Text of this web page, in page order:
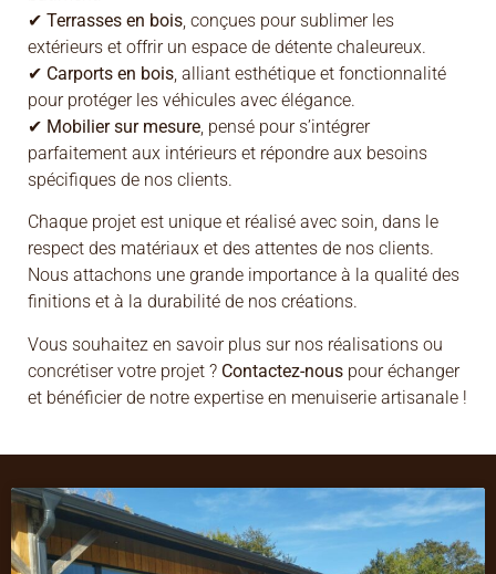
✔ Terrasses en bois , conçues pour sublimer les
extérieurs et offrir un espace de détente chaleureux.
✔ Carports en bois , alliant esthétique et fonctionnalité
pour protéger les véhicules avec élégance.
✔ Mobilier sur mesure , pensé pour s’intégrer
parfaitement aux intérieurs et répondre aux besoins
spécifiques de nos clients.
Chaque projet est unique et réalisé avec soin, dans le
respect des matériaux et des attentes de nos clients.
Nous attachons une grande importance à la qualité des
finitions et à la durabilité de nos créations.
Vous souhaitez en savoir plus sur nos réalisations ou
concrétiser votre projet ? Contactez-nous pour échanger
et bénéficier de notre expertise en menuiserie artisanale !